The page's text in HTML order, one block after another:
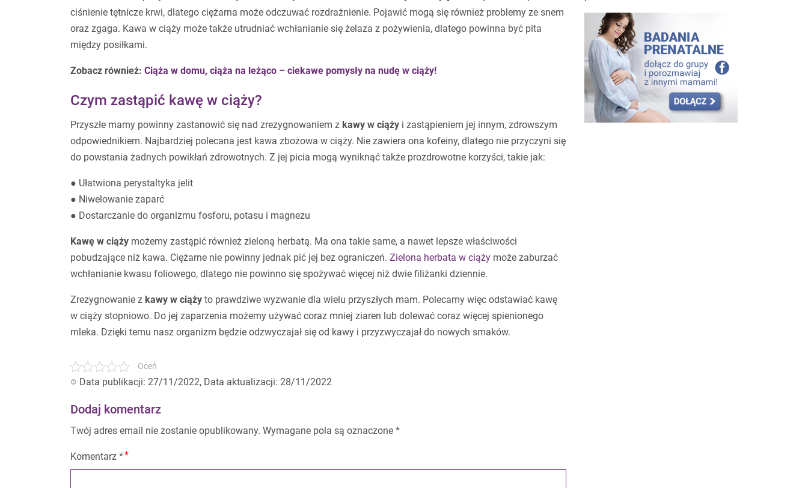
ciśnienie tętnicze krwi, dlatego ciężarna może odczuwać rozdrażnienie. Pojawić mogą się również problemy ze snem
oraz zgaga. Kawa w ciąży może także utrudniać wchłanianie się żelaza z pożywienia, dlatego powinna być pita
między posiłkami.
Zobacz również: Ciąża w domu, ciąża na leżąco – ciekawe pomysły na nudę w ciąży!
Czym zastąpić kawę w ciąży?
Przyszłe mamy powinny zastanowić się nad zrezygnowaniem z kawy w ciąży i zastąpieniem jej innym, zdrowszym
odpowiednikiem. Najbardziej polecana jest kawa zbożowa w ciąży. Nie zawiera ona kofeiny, dlatego nie przyczyni się
do powstania żadnych powikłań zdrowotnych. Z jej picia mogą wyniknąć także prozdrowotne korzyści, takie jak:
● Ułatwiona perystaltyka jelit
● Niwelowanie zaparć
● Dostarczanie do organizmu fosforu, potasu i magnezu
Kawę w ciąży możemy zastąpić również zieloną herbatą. Ma ona takie same, a nawet lepsze właściwości
pobudzające niż kawa. Ciężarne nie powinny jednak pić jej bez ograniczeń. Zielona herbata w ciąży może zaburzać
wchłanianie kwasu foliowego, dlatego nie powinno się spożywać więcej niż dwie filiżanki dziennie.
Zrezygnowanie z kawy w ciąży to prawdziwe wyzwanie dla wielu przyszłych mam. Polecamy więc odstawiać kawę
w ciąży stopniowo. Do jej zaparzenia możemy używać coraz mniej ziaren lub dolewać coraz więcej spienionego
mleka. Dzięki temu nasz organizm będzie odzwyczajał się od kawy i przyzwyczajał do nowych smaków.
Oceń
Data publikacji: 27/11/2022, Data aktualizacji: 28/11/2022
Dodaj komentarz
Twój adres email nie zostanie opublikowany. Wymagane pola są oznaczone *
Komentarz *